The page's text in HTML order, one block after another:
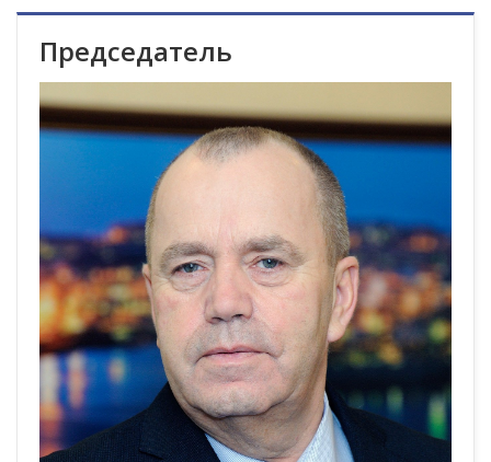
Председатель